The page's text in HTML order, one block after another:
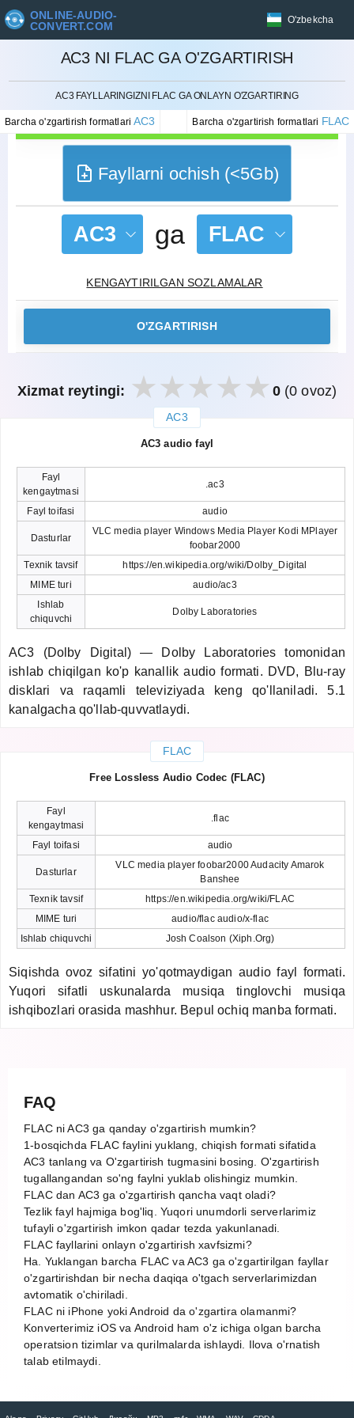
ONLINE-AUDIO-
CONVERT.COM
O'zbekcha
AC3 NI FLAC GA O'ZGARTIRISH
AC3 FAYLLARINGIZNI FLAC GA ONLAYN O'ZGARTIRING
Barcha o'zgartirish formatlariAC3 Barcha o'zgartirish formatlari FLAC
BEKOR QILISH
Fayllarni ochish (<5Gb)
AC3 ga FLAC
KENGAYTIRILGAN SOZLAMALAR
O'ZGARTIRISH
Xizmat reytingi: 0(0 ovoz)
AC3
AC3 audio fayl
Fayl
kengaytmasi
.ac3
Fayl toifasi audio
Dasturlar
VLC media player Windows Media Player Kodi MPlayer
foobar2000
Texnik tavsif
https://en.wikipedia.org/wiki/Dolby_Digital
MIME turi
audio/ac3
Ishlab
chiquvchi
Dolby Laboratories
AC3 (Dolby Digital) — Dolby Laboratories tomonidan
ishlab chiqilgan ko'p kanallik audio formati. DVD, Blu-ray
disklari va raqamli televiziyada keng qo'llaniladi. 5.1
kanalgacha qo'llab-quvvatlaydi.
FLAC
Free Lossless Audio Codec (FLAC)
Fayl
kengaytmasi
.flac
Fayl toifasi audio
Dasturlar
VLC media player foobar2000 Audacity Amarok
Banshee
Texnik tavsif
https://en.wikipedia.org/wiki/FLAC
MIME turi
audio/flac audio/x-flac
Ishlab chiquvchi
Josh Coalson (Xiph.Org)
Siqishda ovoz sifatini yo'qotmaydigan audio fayl formati.
Yuqori sifatli uskunalarda musiqa tinglovchi musiqa
ishqibozlari orasida mashhur. Bepul ochiq manba formati.
FAQ
FLAC ni AC3 ga qanday o'zgartirish mumkin?
1-bosqichda FLAC faylini yuklang, chiqish formati sifatida
AC3 tanlang va O'zgartirish tugmasini bosing. O'zgartirish
tugallangandan so'ng faylni yuklab olishingiz mumkin.
FLAC dan AC3 ga o'zgartirish qancha vaqt oladi?
Tezlik fayl hajmiga bog'liq. Yuqori unumdorli serverlarimiz
tufayli o'zgartirish imkon qadar tezda yakunlanadi.
FLAC fayllarini onlayn o'zgartirish xavfsizmi?
Ha. Yuklangan barcha FLAC va AC3 ga o'zgartirilgan fayllar
o'zgartirishdan bir necha daqiqa o'tgach serverlarimizdan
avtomatik o'chiriladi.
FLAC ni iPhone yoki Android da o'zgartira olamanmi?
Konverterimiz iOS va Android ham o'z ichiga olgan barcha
operatsion tizimlar va qurilmalarda ishlaydi. Ilova o'rnatish
talab etilmaydi.